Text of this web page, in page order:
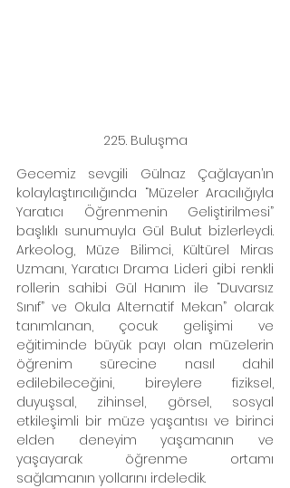
225. Buluşma
Gecemiz sevgili Gülnaz Çağlayan’ın
kolaylaştırıcılığında “Müzeler Aracılığıyla
Yaratıcı Öğrenmenin Geliştirilmesi”
başlıklı sunumuyla Gül Bulut bizlerleydi.
Arkeolog, Müze Bilimci, Kültürel Miras
Uzmanı, Yaratıcı Drama Lideri gibi renkli
rollerin sahibi Gül Hanım ile “Duvarsız
Sınıf” ve Okula Alternatif Mekan” olarak
tanımlanan, çocuk gelişimi ve
eğitiminde büyük payı olan müzelerin
öğrenim sürecine nasıl dahil
edilebileceğini, bireylere fiziksel,
duyuşsal, zihinsel, görsel, sosyal
etkileşimli bir müze yaşantısı ve birinci
elden deneyim yaşamanın ve
yaşayarak öğrenme ortamı
sağlamanın yollarını irdeledik.